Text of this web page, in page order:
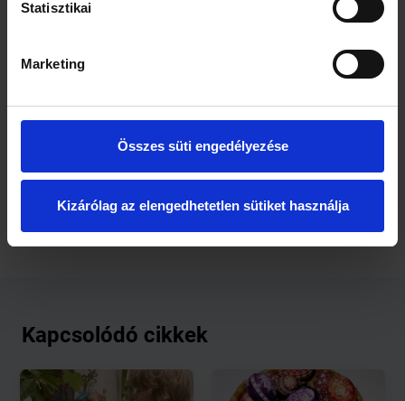
Statisztikai
Marketing
Összes süti engedélyezése
Kizárólag az elengedhetetlen sütiket használja
Okosan kímélhetjük magunkat, ha mindig odafigyelünk
üres kézzel ide-oda, használjunk ki minden utat, hogy
valamit a helyére vigyünk. Készítsünk kezünk ügyébe
akarunk dobni, vagy például legyen nálunk több tisztító
kendő, takarító rongy, hogy ne kelljen időt vesztegetni
az örökös rongymosásra.
Forrás: Szőke Mária, https://www.ezmegazin.hu
Kapcsolódó cikkek